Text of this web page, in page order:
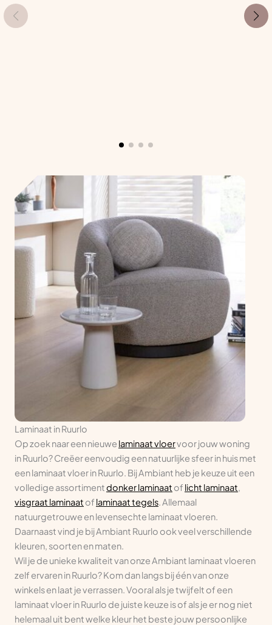
Laminaat in Ruurlo
Op zoek naar een nieuwe laminaat vloervoor jouw woning
in Ruurlo? Creëer eenvoudig een natuurlijke sfeer in huis met
een laminaat vloer in Ruurlo. Bij Ambiant heb je keuze uit een
volledige assortimentdonker laminaat of licht laminaat,
visgraat laminaat of laminaat tegels. Allemaal
natuurgetrouwe en levensechte laminaat vloeren.
Daarnaast vind je bij Ambiant Ruurlo ook veel verschillende
kleuren, soorten en maten.
Wil je de unieke kwaliteit van onze Ambiant laminaat vloeren
zelf ervaren in Ruurlo? Kom dan langs bij één van onze
winkels en laat je verrassen. Vooral als je twijfelt of een
laminaat vloer in Ruurlo de juiste keuze is of als je er nog niet
helemaal uit bent welke kleur het beste jouw persoonlijke